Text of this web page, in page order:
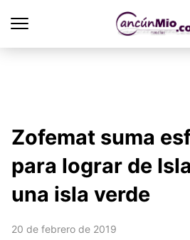
Zofemat suma
para lograr de
una isla verde
20 de febrero de 2019